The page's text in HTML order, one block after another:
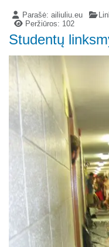
Parašė:ailiuliu.eu
Peržiūros: 102
Studentų